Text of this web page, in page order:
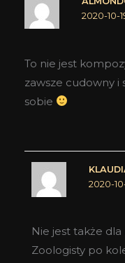
2020-10-
To nie jest
zawsze cudowny i
sobie
2020-
Nie jest także
Zoologisty po